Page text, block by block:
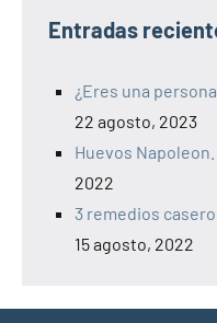
Entradas
¿Eres una
22 agosto, 2023
Huevos
2022
3 remedios
15 agosto, 2022